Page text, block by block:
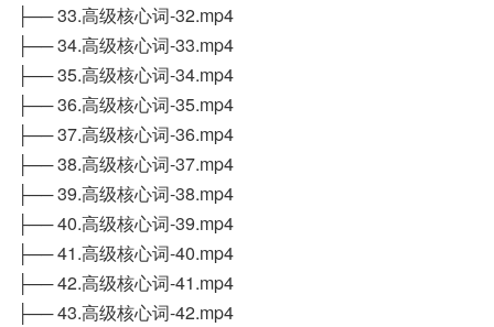
├── 33.高级核心词-32.mp4
├── 34.高级核心词-33.mp4
├── 35.高级核心词-34.mp4
├── 36.高级核心词-35.mp4
├── 37.高级核心词-36.mp4
├── 38.高级核心词-37.mp4
├── 39.高级核心词-38.mp4
├── 40.高级核心词-39.mp4
├── 41.高级核心词-40.mp4
├── 42.高级核心词-41.mp4
├── 43.高级核心词-42.mp4